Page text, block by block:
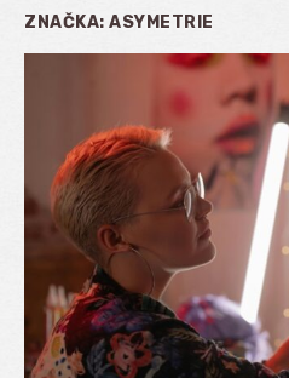
ZNAČKA: ASYMETRIE